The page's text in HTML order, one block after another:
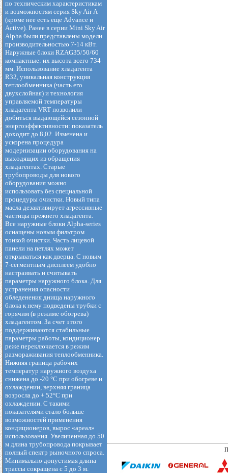
по техническим характеристикам
и возможностям серия Sky Air А
(кроме нее есть еще Advance и
Active). Ранее в серии Mini Sky Air
Alpha были представлены модели
производительностью 7-14 кВт.
Наружные блоки RZAG35/50/60
компактные: их высота всего 734
мм. Использование хладагента
R32, уникальная конструкция
теплообменника (часть его
двухслойная) и технология
управляемой температуры
хладагента VRT позволили
добиться выдающейся сезонной
энергоэффективности: показатель
доходит до 8,02. Изменена и
ускорена процедура
модернизации оборудования на
выходящих из обращения
хладагентах. Старые
трубопроводы для нового
оборудования можно
использовать без специальной
процедуры очистки. Новый типа
масла дезактивирует агрессивные
частицы прежнего хладагента.
Все наружные блоки Alpha-series
оснащены новым фильтром
тонкой очистки. Часть лицевой
панели на петлях может
открываться как дверца. С новым
7-сегментным дисплеем удобно
настраивать и считывать
параметры наружного блока. Для
устранения опасности
обледенения днища наружного
блока к нему подведены трубки с
горячим (в режиме обогрева)
хладагентом. За счет этого
поддерживаются стабильные
параметры работы, кондиционер
реже переключается в режим
размораживания теплообменника.
Нижняя граница рабочих
температур наружного воздуха
снижена до -20 °С при обогреве и
охлаждении, верхняя граница
возросла до + 52°С при
охлаждении. С такими
показателями стало больше
возможностей применения
кондиционеров, вырос «ареал»
использования. Увеличенная до 50
м длина трубопровода покрывает
полный спектр рыночного спроса.
Минимально допустимая длина
трассы сокращена с 5 до 3 м.